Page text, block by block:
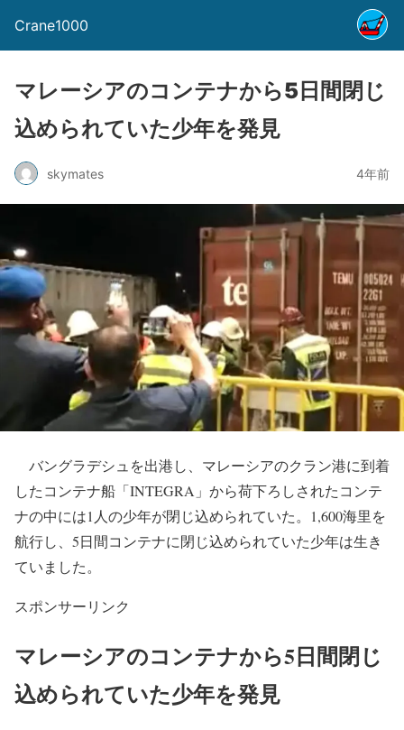
Crane1000
マレーシアのコンテナから5日間閉じ
込められていた少年を発見
skymates 4年前
バングラデシュを出港し、マレーシアのクラン港に到着
したコンテナ船「INTEGRA」から荷下ろしされたコンテ
ナの中には1人の少年が閉じ込められていた。1,600海里を
航行し、5日間コンテナに閉じ込められていた少年は生き
ていました。
スポンサーリンク